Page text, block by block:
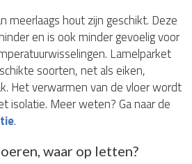
meerlaags hout zijn geschikt. Deze
en is ook minder gevoelig voor
Lamelparket
soorten, net als eiken,
Het verwarmen van de vloer wordt
isolatie. Meer weten? Ga naar de
.
waar op letten?